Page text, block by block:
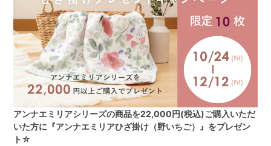
アンナエミリアシリーズの商品を22,000円(税込)ご購入いただ
いた方に『アンナエミリアひざ掛け（野いちご）』をプレゼン
ト☆